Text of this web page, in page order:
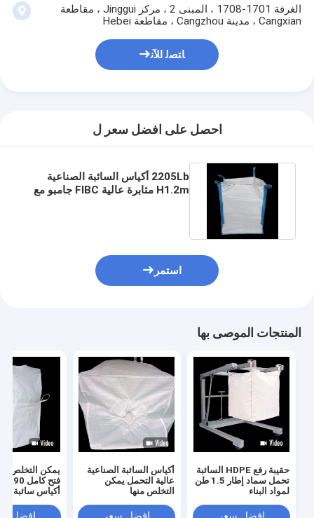
الغرفة 1701-1708 ، المبنى 2 ، مركز Jinggui ، مقاطعة
Cangxian ، مدينة Cangzhou ، مقاطعة Hebei
ﺎﺘﺼﻟ ﺍﻶﻧ
احصل على افضل سعر ل
2205Lb أكياس السائبة الصناعية
H1.2m مثابرة عالية FIBC جامبو مع
استمر
المنتجات الموصى بها
حقيبة رفع HDPE السائبة
تحمل سماد إطار 1.5 طن
لمواد البناء
أكياس السائبة الصناعية
عالية التحمل يمكن
التخلص منها
أكياس سائبة